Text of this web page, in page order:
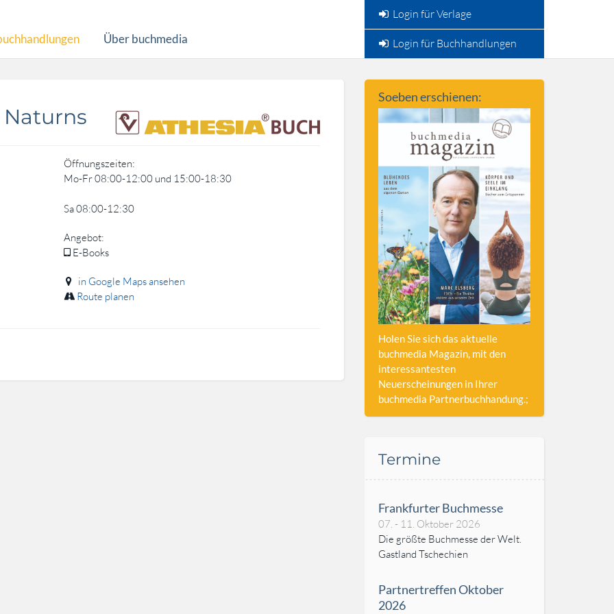
Über buchmedia
Login für Verlage
Login für Buchhandlungen
Öffnungszeiten:
Mo-Fr 08:00-12:00 und 15:00-18:30
Sa 08:00-12:30
Angebot:
E-Books
in Google Maps ansehen
Route planen
Soeben erschienen:
Holen Sie sich das aktuelle
buchmedia Magazin, mit den
interessantesten
Neuerscheinungen in Ihrer
buchmedia Partnerbuchhandung.;
Termine
Frankfurter Buchmesse
07. - 11. Oktober 2026
Die größte Buchmesse der Welt.
Gastland Tschechien
Partnertreffen Oktober
2026